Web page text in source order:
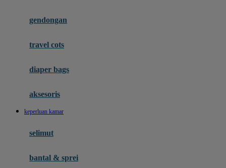
Fisher Price
Flipper
Fuggler
Gabby's Doll House
Geko
gendongan
travel cots
diaper bags
aksesoris
keperluan kamar
selimut
bantal & sprei